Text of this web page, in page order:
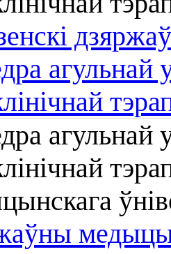
агульнай
агульнай